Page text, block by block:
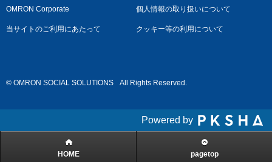
OMRON Corporate 個人情報の取り扱いについて
当サイトのご利用にあたって クッキー等の利用について
© OMRON SOCIAL SOLUTIONS All Rights Reserved.
Powered by
HOME pagetop